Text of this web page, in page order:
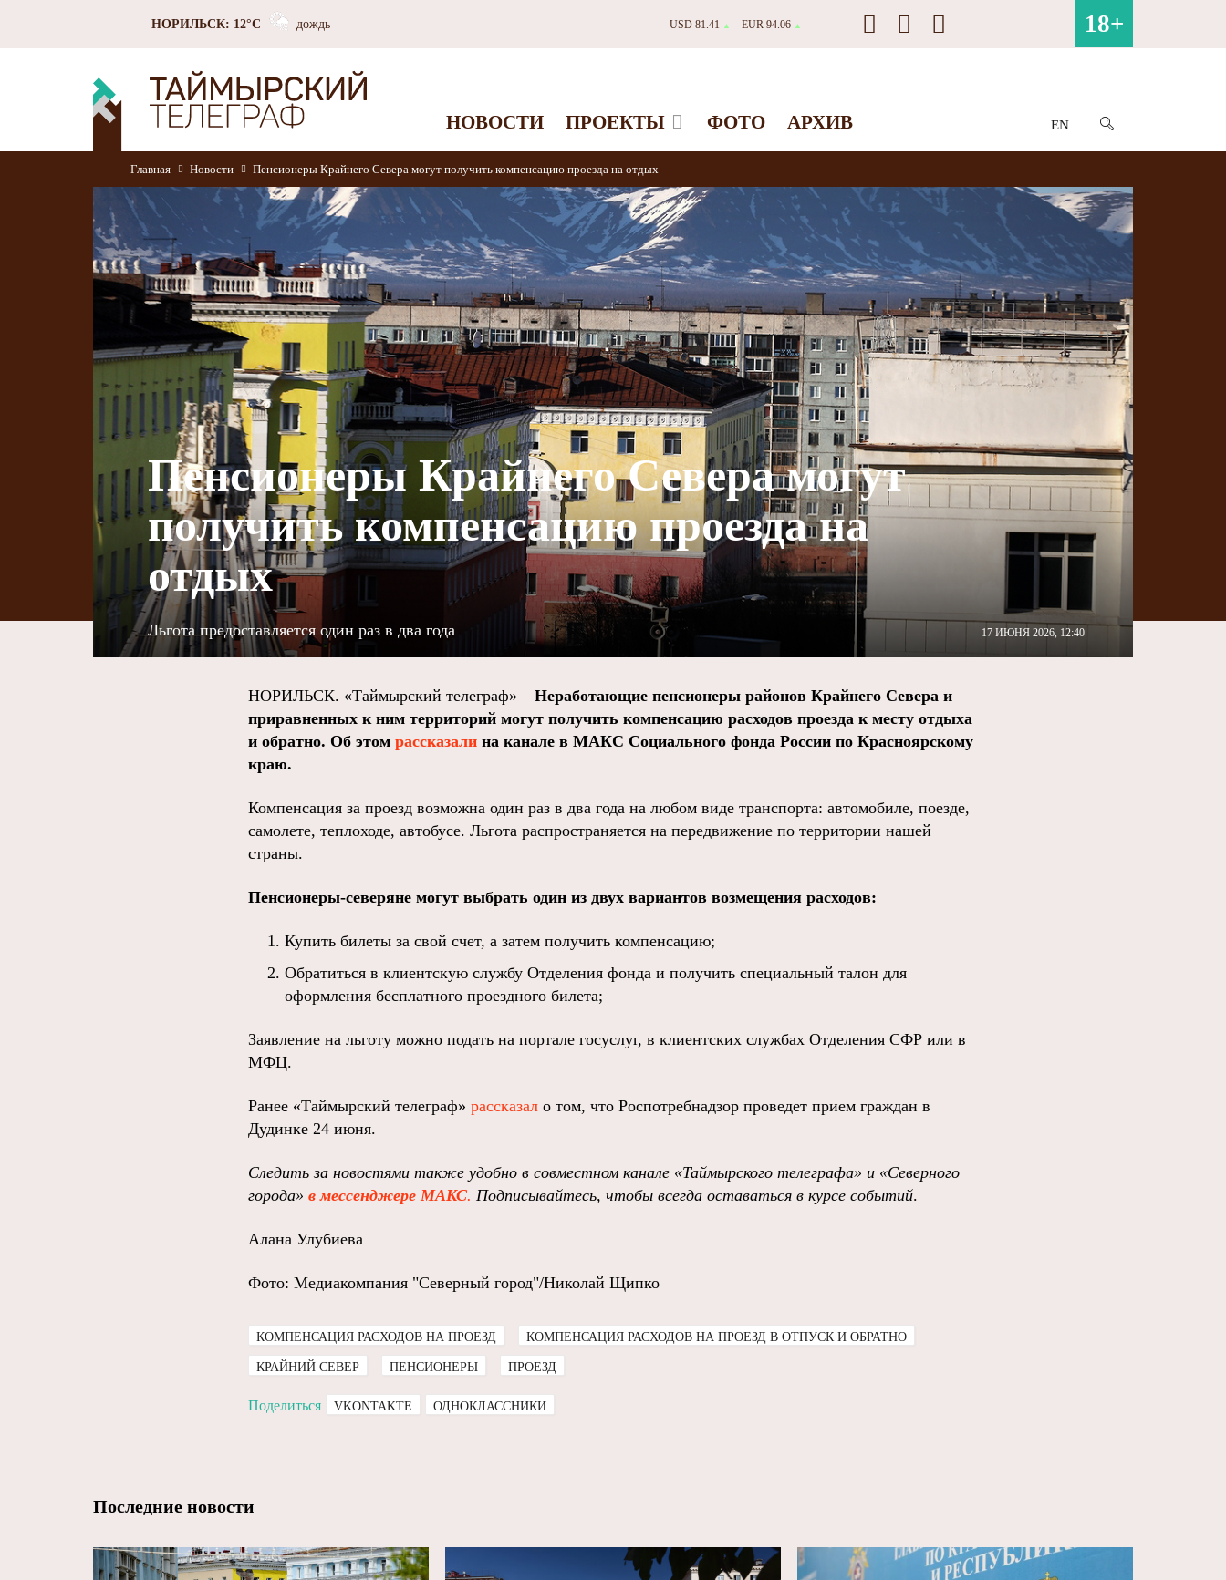
НОРИЛЬСК: 12°C дождь USD 81.41 ▲ EUR 94.06 ▲ 18+
НОВОСТИ ПРОЕКТЫ ФОТО АРХИВ EN
Главная Новости Пенсионеры Крайнего Севера могут получить компенсацию проезда на отдых
Пенсионеры Крайнего Севера могут
получить компенсацию проезда на
отдых
17 ИЮНЯ 2026, 12:40
Льгота предоставляется один раз в два года
НОРИЛЬСК. «Таймырский телеграф» – Неработающие пенсионеры районов Крайнего Севера и
приравненных к ним территорий могут получить компенсацию расходов проезда к месту отдыха
и обратно. Об этом рассказали на канале в МАКС Социального фонда России по Красноярскому
краю.
Компенсация за проезд возможна один раз в два года на любом виде транспорта: автомобиле, поезде,
самолете, теплоходе, автобусе. Льгота распространяется на передвижение по территории нашей
страны.
Пенсионеры-северяне могут выбрать один из двух вариантов возмещения расходов:
Купить билеты за свой счет, а затем получить компенсацию;
Обратиться в клиентскую службу Отделения фонда и получить специальный талон для
оформления бесплатного проездного билета;
Заявление на льготу можно подать на портале госуслуг, в клиентских службах Отделения СФР или в
МФЦ.
Ранее «Таймырский телеграф» рассказал о том, что Роспотребнадзор проведет прием граждан в
Дудинке 24 июня.
Следить за новостями также удобно в совместном канале «Таймырского телеграфа» и «Северного
города» в мессенджере MAКС. Подписывайтесь, чтобы всегда оставаться в курсе событий.
Алана Улубиева
Фото: Медиакомпания "Северный город"/Николай Щипко
КОМПЕНСАЦИЯ РАСХОДОВ НА ПРОЕЗД КОМПЕНСАЦИЯ РАСХОДОВ НА ПРОЕЗД В ОТПУСК И ОБРАТНО
КРАЙНИЙ СЕВЕР ПЕНСИОНЕРЫ ПРОЕЗД
Поделиться VKONTAKTE ОДНОКЛАССНИКИ
Последние новости